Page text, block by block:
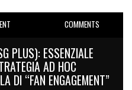
COMMENTS
PLUS): ESSENZIALE
AD HOC
DI “FAN ENGAGEMENT”